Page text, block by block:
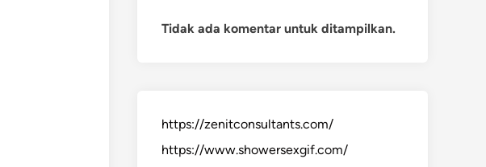
Tidak ada komentar untuk ditampilkan.
https://zenitconsultants.com/
https://www.showersexgif.com/